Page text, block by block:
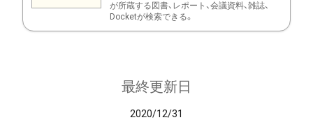
が所蔵する図書、レポート、会議資料、雑誌、
Docketが検索できる。
最終更新日
2020/12/31